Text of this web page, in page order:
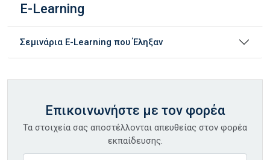
E-Learning
Σεμινάρια E-Learning που Έληξαν
Επικοινωνήστε με τον φορέα
Τα στοιχεία σας αποστέλλονται απευθείας στον φορέα
εκπαίδευσης.